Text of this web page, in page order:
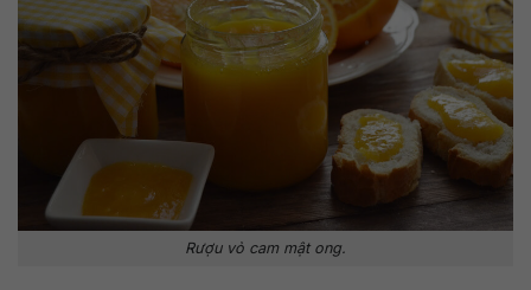
Rượu vỏ cam mật ong.